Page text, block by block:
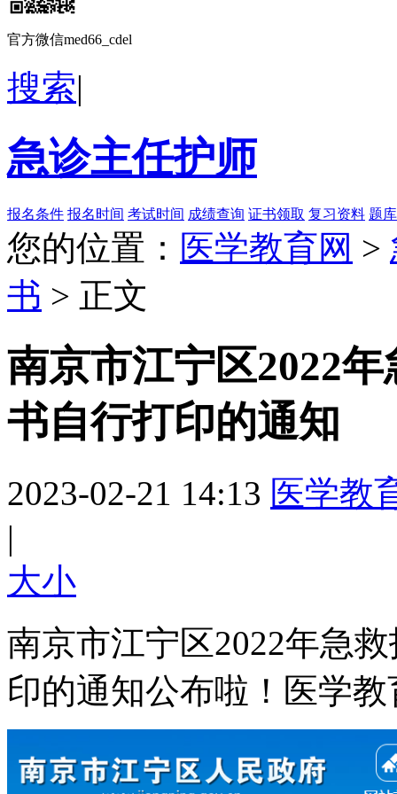
官方微信med66_cdel
搜索|
急诊主任护师
报名条件 报名时间 考试时间 成绩查询 证书领取 复习资料 题
您的位置： 医学教育网 >
书 > 正文
南京市江宁区2022
书自行打印的通知
2023-02-21 14:13 医学教
|
大小
南京市江宁区2022年急
印的通知公布啦！医学